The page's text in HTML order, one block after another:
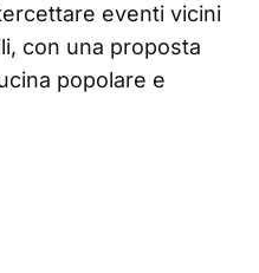
eventi vicini
con una proposta
popolare e